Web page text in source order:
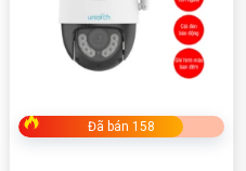
Đã bán 158